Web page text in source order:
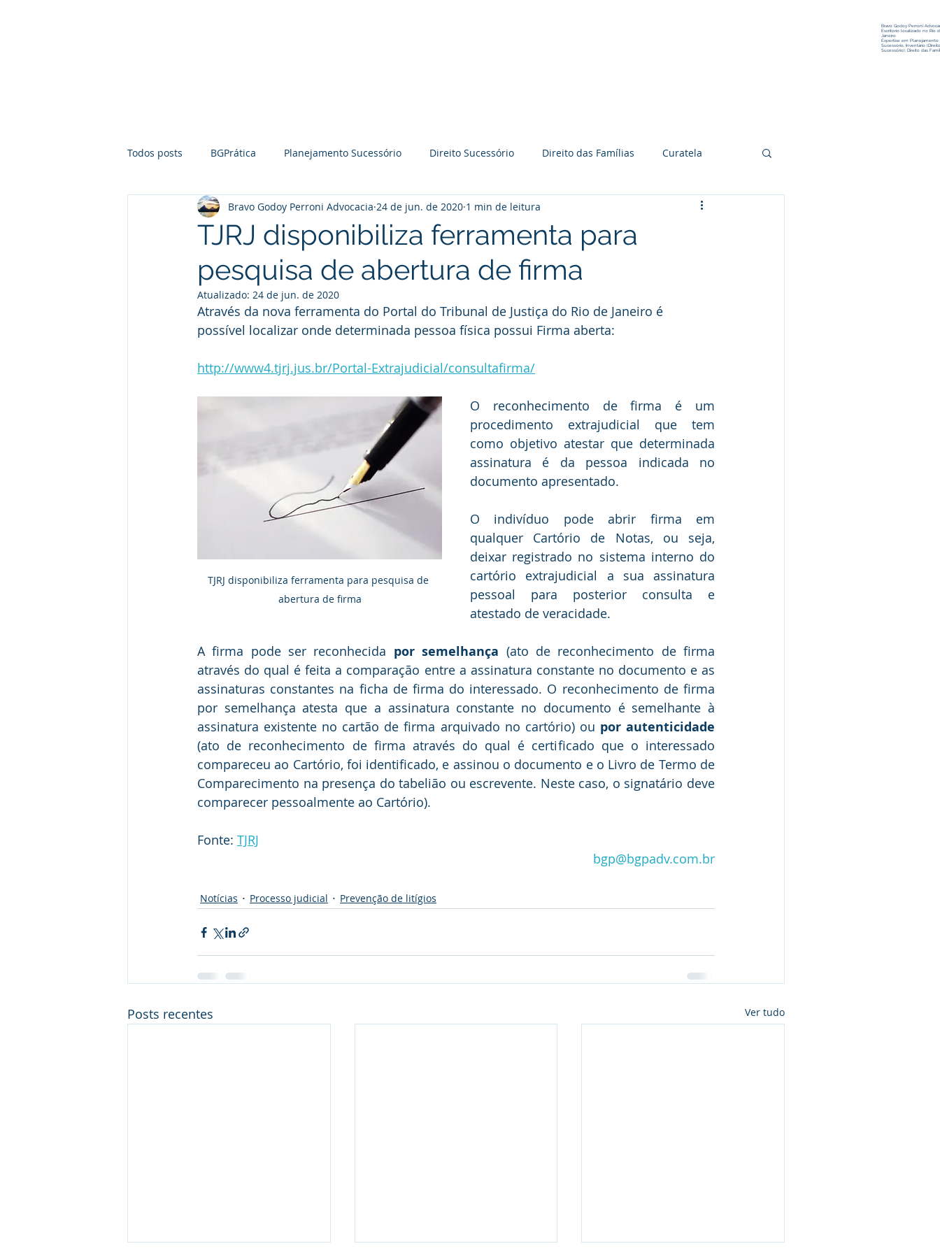
Bravo Godoy Perroni
Escritório localizado no Rio
Janeiro
Expertise em Planejamento
Sucessório, Inventário (Direito
Sucessório), Direito das
Todos posts BGPrática Planejamento Sucessório Direito Sucessório Direito das Famílias Curatela
Empreendedorismo Mediaçāo Práticas Colaborativas Reflexões
Direito Empresarial Direito Imobiliário Processo judicial Prevenção de litígios
Gestāo de conflitos Jurisprudência
TJRJ disponibiliza ferramenta para
pesquisa de abertura de firma
Bravo Godoy Perroni Advocacia 24 de jun. de 2020 1 min de leitura
Atualizado: 24 de jun. de 2020
Através da nova ferramenta do Portal do Tribunal de Justiça do Rio de Janeiro é
possível localizar onde determinada pessoa física possui Firma aberta:
http://www4.tjrj.jus.br/Portal-Extrajudicial/consultafirma/
TJRJ disponibiliza ferramenta para pesquisa de
abertura de firma
O reconhecimento de firma é um
procedimento extrajudicial que tem
como objetivo atestar que determinada
assinatura é da pessoa indicada no
documento apresentado.
O indivíduo pode abrir firma em
qualquer Cartório de Notas, ou seja,
deixar registrado no sistema interno do
cartório extrajudicial a sua assinatura
pessoal para posterior consulta e
atestado de veracidade.
A firma pode ser reconhecida por semelhança (ato de reconhecimento de firma
através do qual é feita a comparação entre a assinatura constante no documento e as
assinaturas constantes na ficha de firma do interessado. O reconhecimento de firma
por semelhança atesta que a assinatura constante no documento é semelhante à
assinatura existente no cartão de firma arquivado no cartório) ou por autenticidade
(ato de reconhecimento de firma através do qual é certificado que o interessado
compareceu ao Cartório, foi identificado, e assinou o documento e o Livro de Termo de
Comparecimento na presença do tabelião ou escrevente. Neste caso, o signatário deve
comparecer pessoalmente ao Cartório).
Fonte: TJRJ
bgp@bgpadv.com.br
Notícias Processo judicial Prevenção de litígios
Posts recentes Ver tudo